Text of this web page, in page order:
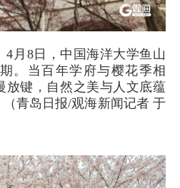
4月8日，中国海洋大学鱼山
。当百年学府与樱花季相
放键，自然之美与人文底蕴
青岛日报/观海新闻记者 于